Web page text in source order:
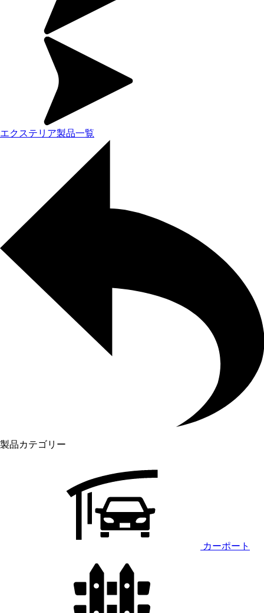
エクステリア製品一覧
製品カテゴリー
カーポート